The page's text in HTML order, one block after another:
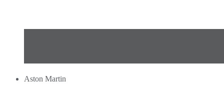
Aston Martin